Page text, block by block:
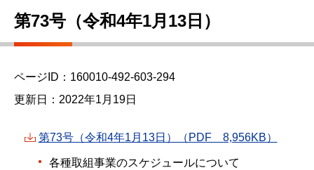
こ
第73号（令和4年1月13日）
ページID：160010-492-603-294
更新日：2022年1月19日
第73号（令和4年1月13日）（PDF 8,956KB）
各種取組事業のスケジュールについて